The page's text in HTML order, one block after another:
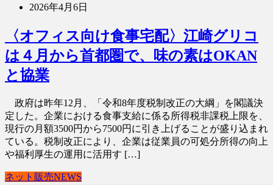
2026年4月6日
〈オフィス向け食事宅配〉江崎グリコ
は４月から首都圏で、味の素はOKAN
と協業
政府は昨年12月、「令和8年度税制改正の大綱」を閣議決
定した。企業における食事支給に係る所得税非課税上限を、
現行の月額3500円から7500円に引き上げることが盛り込まれ
ている。税制改正により、企業は従業員の可処分所得の向上
や福利厚生の運用に活用す […]
ネット販売NEWS